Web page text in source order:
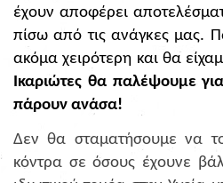
έχουν αποφέρει
πίσω από τις ανάγκες μας.
ακόμα χειρότερη και θα
Ικαριώτες θα παλέψουμε
πάρουν ανάσα!
Δεν θα σταματήσουμε να
κόντρα σε όσους έχουνε